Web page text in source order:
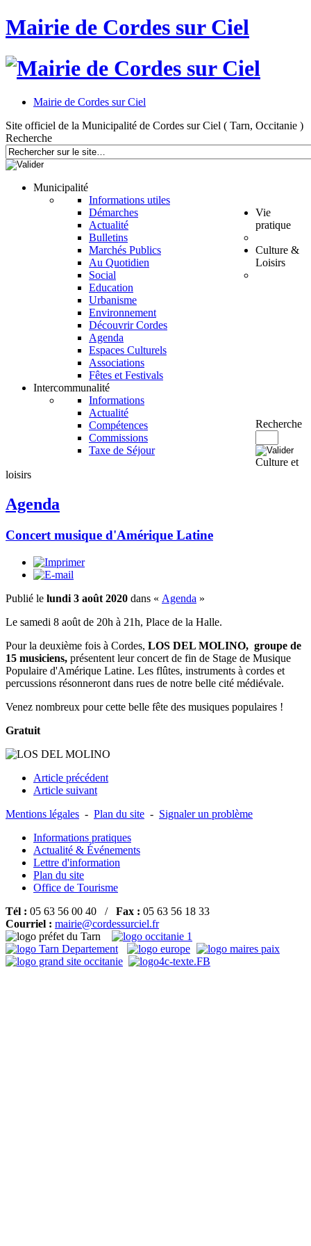
Mairie de Cordes sur Ciel
Mairie de Cordes sur Ciel
Site officiel de la Municipalité de Cordes sur Ciel ( Tarn, Occitanie )
Recherche
Municipalité
Informations utiles
Démarches
Actualité
Bulletins
Marchés Publics
Vie
pratique
Au Quotidien
Social
Education
Urbanisme
Environnement
Culture &
Loisirs
Découvrir Cordes
Agenda
Espaces Culturels
Associations
Fêtes et Festivals
Intercommunalité
Informations
Actualité
Compétences
Commissions
Taxe de Séjour
Recherche
Culture et
loisirs
Agenda
Concert musique d'Amérique Latine
Publié le lundi 3 août 2020 dans « Agenda »
Le samedi 8 août de 20h à 21h, Place de la Halle.
Pour la deuxième fois à Cordes, LOS DEL MOLINO, groupe de
15 musiciens, présentent leur concert de fin de Stage de Musique
Populaire d'Amérique Latine. Les flûtes, instruments à cordes et
percussions résonneront dans rues de notre belle cité médiévale.
Venez nombreux pour cette belle fête des musiques populaires !
Gratuit
Article précédent
Article suivant
Mentions légales - Plan du site - Signaler un problème
Informations pratiques
Actualité & Événements
Lettre d'information
Plan du site
Office de Tourisme
Tél : 05 63 56 00 40 / Fax : 05 63 56 18 33
Courriel : mairie@cordessurciel.fr